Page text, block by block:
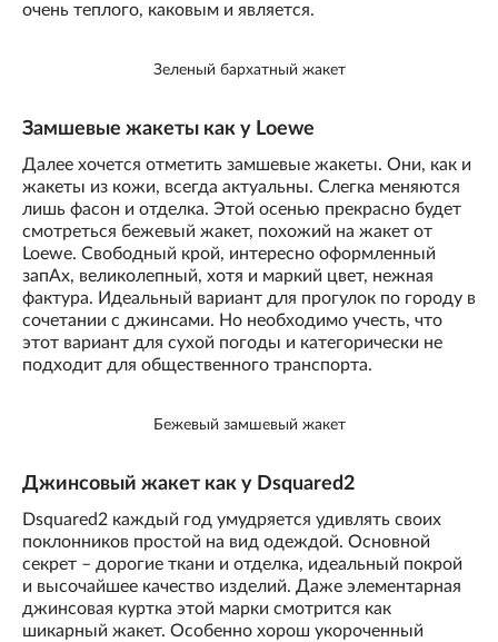
очень теплого, каковым и является.
Зеленый бархатный жакет
Замшевые жакеты как у Loewe
Далее хочется отметить замшевые жакеты. Они, как и
жакеты из кожи, всегда актуальны. Слегка меняются
лишь фасон и отделка. Этой осенью прекрасно будет
смотреться бежевый жакет, похожий на жакет от
Loewe. Свободный крой, интересно оформленный
запАх, великолепный, хотя и маркий цвет, нежная
фактура. Идеальный вариант для прогулок по городу в
сочетании с джинсами. Но необходимо учесть, что
этот вариант для сухой погоды и категорически не
подходит для общественного транспорта.
Бежевый замшевый жакет
Джинсовый жакет как у Dsquared2
Dsquared2 каждый год умудряется удивлять своих
поклонников простой на вид одеждой. Основной
секрет – дорогие ткани и отделка, идеальный покрой
и высочайшее качество изделий. Даже элементарная
джинсовая куртка этой марки смотрится как
шикарный жакет. Особенно хорош укороченный